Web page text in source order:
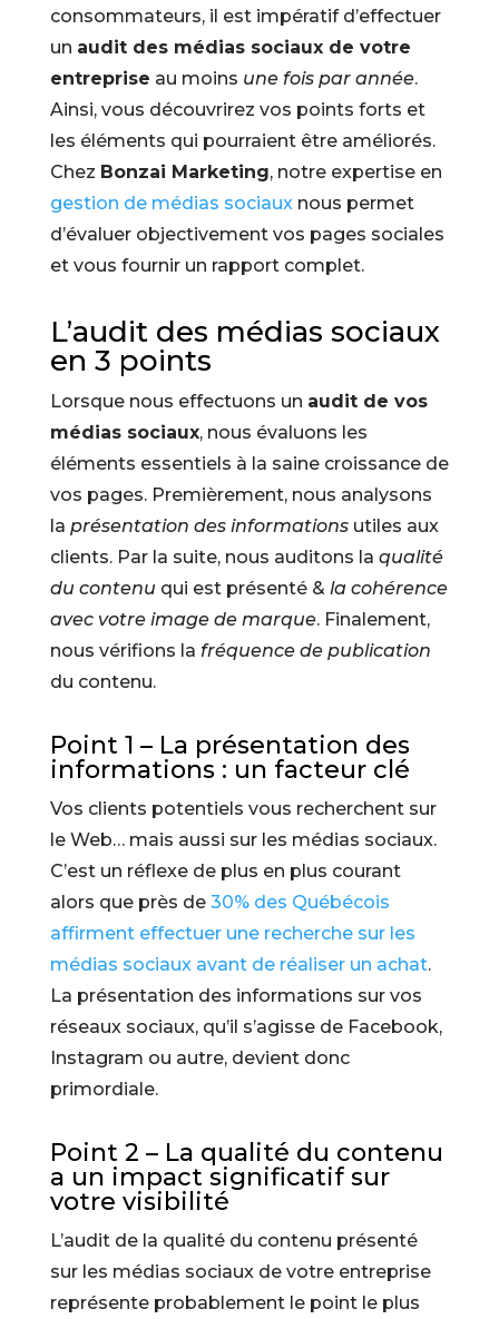
consommateurs, il est impératif d’effectuer
un audit des médias sociaux de votre
entreprise au moins une fois par année.
Ainsi, vous découvrirez vos points forts et
les éléments qui pourraient être améliorés.
Chez Bonzai Marketing, notre expertise en
gestion de médias sociauxnous permet
d’évaluer objectivement vos pages sociales
et vous fournir un rapport complet.
L’audit des médias sociaux
en 3 points
Lorsque nous effectuons un audit de vos
médias sociaux, nous évaluons les
éléments essentiels à la saine croissance de
vos pages. Premièrement, nous analysons
la présentation des informationsutiles aux
clients. Par la suite, nous auditons la qualité
du contenu qui est présenté & la cohérence
avec votre image de marque. Finalement,
nous vérifions la fréquence de publication
du contenu.
Point 1 – La présentation des
informations : un facteur clé
Vos clients potentiels vous recherchent sur
le Web… mais aussi sur les médias sociaux.
C’est un réflexe de plus en plus courant
alors que près de 30% des Québécois
affirment effectuer une recherche sur les
médias sociaux avant de réaliser un achat.
La présentation des informations sur vos
réseaux sociaux, qu’il s’agisse de Facebook,
Instagram ou autre, devient donc
primordiale.
Point 2 – La qualité du contenu
a un impact significatif sur
votre visibilité
L’audit de la qualité du contenu présenté
sur les médias sociaux de votre entreprise
représente probablement le point le plus